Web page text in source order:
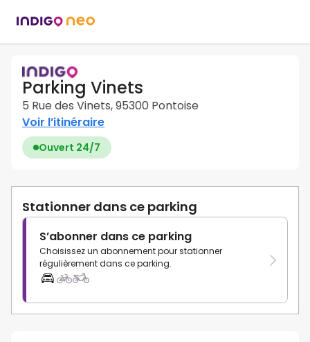
Parking Vinets
5 Rue des Vinets, 95300 Pontoise
Voir l’itinéraire
Ouvert 24/7
Stationner dans ce parking
S’abonner dans ce parking
Choisissez un abonnement pour stationner
régulièrement dans ce parking.